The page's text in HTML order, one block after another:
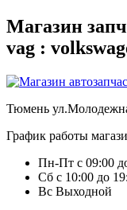
Магазин
vag :
Тюмень
График работы
Пн-Пт с 09:00
Сб с 10:00 до
Вс Выходной